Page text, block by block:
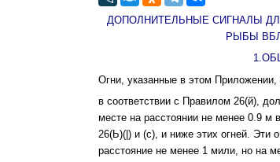
ДОПОЛНИТЕЛЬНЫЕ СИГНАЛЫ
РЫБЫ
Огни, указанные в этом
в соответствии с Правилом 26(й),
месте на расстоянии не менее 0.9 м
26(Ь)(|) и (c), и ниже этих огней. Эти
расстояние не менее 1 мили, но на